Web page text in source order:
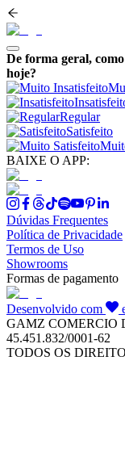
De forma geral,
hoje?
Regular
Satisfeito
BAIXE O APP:
Dúvidas Frequentes
Política de Privacidade
Termos de Uso
Showrooms
Formas de pagamento
Desenvolvido com
GAMZ COMERCIO
45.451.832/0001-62
TODOS OS